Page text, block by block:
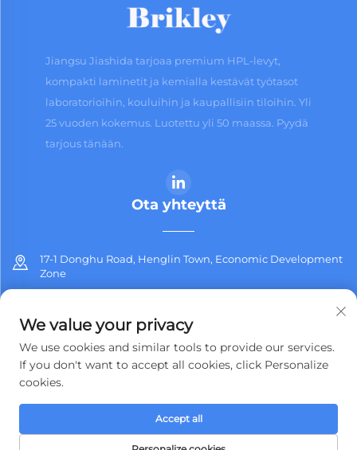
Jiangsu Jiashida tarjoaa premium HPL-levyt,
kompakti laminetit ja kemialla kestävät työtasot
laboratorioihin, kouluihin ja kaupallisiin tiloihin. Yli
25 vuoden kokemus. Luotettu yli 50 maassa. Pyydä
tarjous tänään.
Ota yhteyttä
17-1 Donghu Road, Henglin Town, Economic Development
Zone
[email protected]
Tekijänoikeus © 2026 Jiangsu Jiashida Decorative Materials Co.,Ltd.
Kaikki oikeudet pidätetään.
We value your privacy
We use cookies and similar tools to provide our services.
If you don't want to accept all cookies, click Personalize
cookies.
Accept all